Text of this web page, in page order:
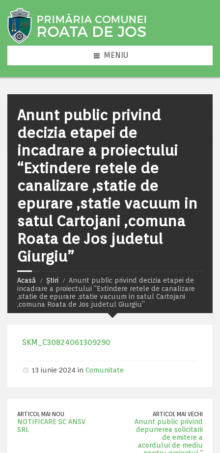
MENIU
Anunt public privind
decizia etapei de
incadrare a proiectului
“Extindere retele de
canalizare ,statie de
epurare ,statie vacuum in
satul Cartojani ,comuna
Roata de Jos judetul
Giurgiu”
Acasă Știri
Anunt public privind decizia etapei de
incadrare a proiectului “Extindere retele de canalizare
,statie de epurare ,statie vacuum in satul Cartojani
,comuna Roata de Jos judetul Giurgiu”
SKM_C30824061309290
13 iunie 2024 in Comunitate
ARTICOL MAI NOU
NOTIFICARE SC ANSV
SRL
ARTICOL MAI VECHI
Anunt public privind
depunerea solicitarii
de emitere a
acordului de mediu